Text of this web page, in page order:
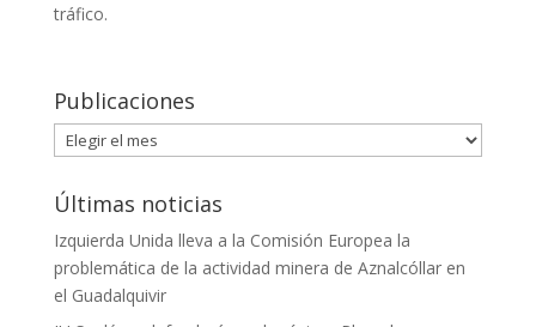
tráfico.
Publicaciones
Publicaciones
Últimas noticias
Izquierda Unida lleva a la Comisión Europea la
problemática de la actividad minera de Aznalcóllar en
el Guadalquivir